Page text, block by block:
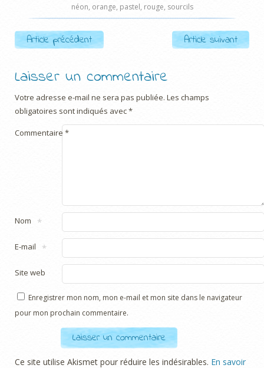
néon, orange, pastel, rouge, sourcils
Post navigation
Article précédent Article suivant
Laisser un commentaire
Votre adresse e-mail ne sera pas publiée. Les champs
obligatoires sont indiqués avec*
Commentaire *
Nom *
E-mail *
Site web
Enregistrer mon nom, mon e-mail et mon site dans le navigateur
pour mon prochain commentaire.
Ce site utilise Akismet pour réduire les indésirables. En savoir